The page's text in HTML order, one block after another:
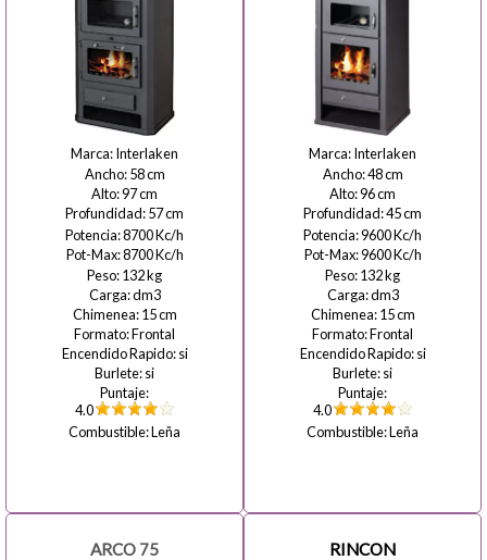
Interlaken
58
97
57
8700
8700
132
15
Frontal
si
si
4.0
Leña
Interlaken
48
96
45
9600
9600
132
15
Frontal
si
si
4.0
Leña
ARCO 75 RINCON